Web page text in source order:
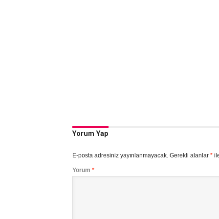
Yorum Yap
E-posta adresiniz yayınlanmayacak. Gerekli alanlar *
Yorum *